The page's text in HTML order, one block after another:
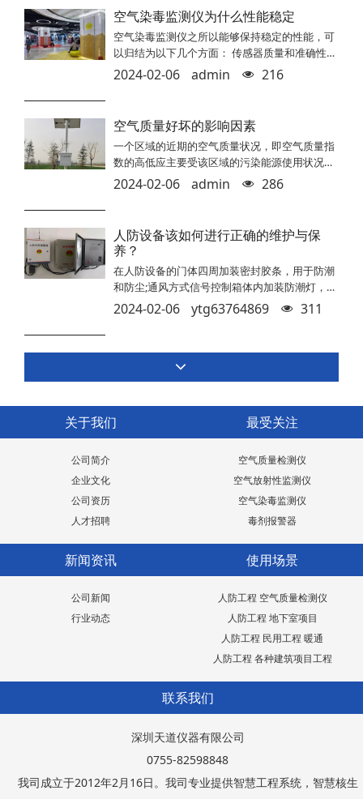
实矛盾问题的迫切要求，也是鼓励社会力量投身
人防建设的制度保障。鼓励各类市场主体依法平
等参与人防建设，必将形成统一开放、竞争有序
的现代人防建设市场体系。 从全国的人防防
护设备定点厂家的情况来看
空气染毒监测仪为什么性能稳定
空气染毒监测仪之所以能够保持稳定的性能，可
以归结为以下几个方面： 传感器质量和准确性：
空气染毒监测仪使用高质量的传感器来检测和测
系统：现代空气染毒监测仪通常配备了内部校正
系统，可以自动进行零点校准和故障排除。这样
可以及时发现并修正任何可能影响性能稳定性的
问题。 稳定工作环境：空气染毒监测仪需要在稳
定、恒温、
2024-02-06 admin 216
空气质量好坏的影响因素
一个区域的近期的空气质量状况，即空气质量指
数的高低应主要受该区域的污染能源使用状况、
林木覆盖率、地理位置（海边）以及气象条件
为80km(或其他较合理的值）左右的范围。同等
条件下指的是其中一个因素不同，其他因素相同
的情况下。污染能源的使用状况：污染能源乃空
气污染产生之根源，无污染能源使用则无污染；
它的使用状况主要指污
2024-02-06 admin 286
人防设备该如何进行正确的维护与保
养？
在人防设备的门体四周加装密封胶条，用于防潮
和防尘;通风方式信号控制箱体内加装防潮灯，进
步人防设备防潮才能。
2024-02-06 ytg63764869 311
关于我们
公司简介
企业文化
公司资历
人才招聘
最受关注
空气质量检测仪
空气放射性监测仪
空气染毒监测仪
毒剂报警器
新闻资讯
公司新闻
行业动态
使用场景
人防工程 空气质量检测仪
人防工程 地下室项目
人防工程 民用工程 暖通
人防工程 各种建筑项目工程
联系我们
深圳天道仪器有限公司
0755-82598848
我司成立于2012年2月16日。我司专业提供智慧工程系统，智慧核生